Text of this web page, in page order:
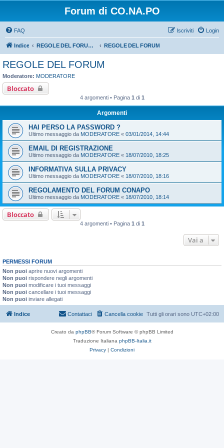
Forum di CO.NA.PO
FAQ Login
Iscriviti
Indice REGOLE DEL FORUM - LEGGERE BENE PRIMA DI PROCEDERE CON L'ISCRIZIONE REGOLE DEL FORUM
REGOLE DEL FORUM
Moderatore: MODERATORE
Bloccato
4 argomenti • Pagina 1 di 1
Argomenti
HAI PERSO LA PASSWORD ?
Ultimo messaggio da MODERATORE « 03/01/2014, 14:44
EMAIL DI REGISTRAZIONE
Ultimo messaggio da MODERATORE « 18/07/2010, 18:25
INFORMATIVA SULLA PRIVACY
Ultimo messaggio da MODERATORE « 18/07/2010, 18:16
REGOLAMENTO DEL FORUM CONAPO
Ultimo messaggio da MODERATORE « 18/07/2010, 18:14
Bloccato
4 argomenti • Pagina 1 di 1
Vai a
PERMESSI FORUM
Non puoi aprire nuovi argomenti
Non puoi rispondere negli argomenti
Non puoi modificare i tuoi messaggi
Non puoi cancellare i tuoi messaggi
Non puoi inviare allegati
Indice Tutti gli orari sono UTC+02:00
Cancella cookie
Contattaci
Creato da phpBB® Forum Software © phpBB Limited
Traduzione Italiana phpBB-Italia.it
Privacy | Condizioni